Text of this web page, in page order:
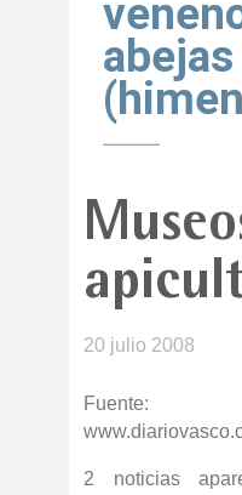
20 julio 2008
Fuente:
2 noticias